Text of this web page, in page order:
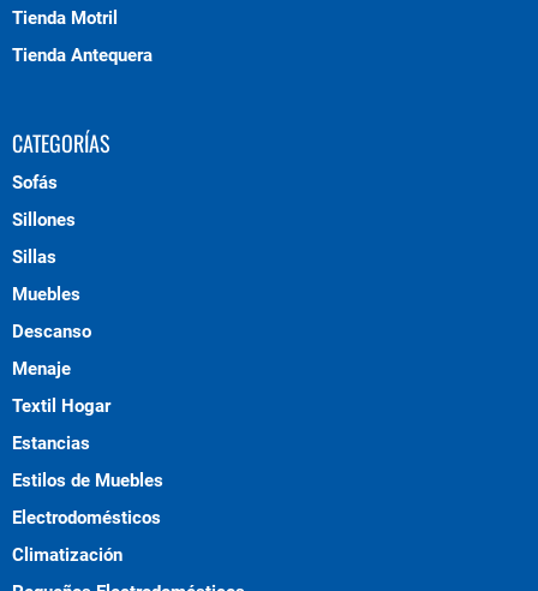
Tienda Motril
Tienda Antequera
CATEGORÍAS
Sofás
Sillones
Sillas
Muebles
Descanso
Menaje
Textil Hogar
Estancias
Estilos de Muebles
Electrodomésticos
Climatización